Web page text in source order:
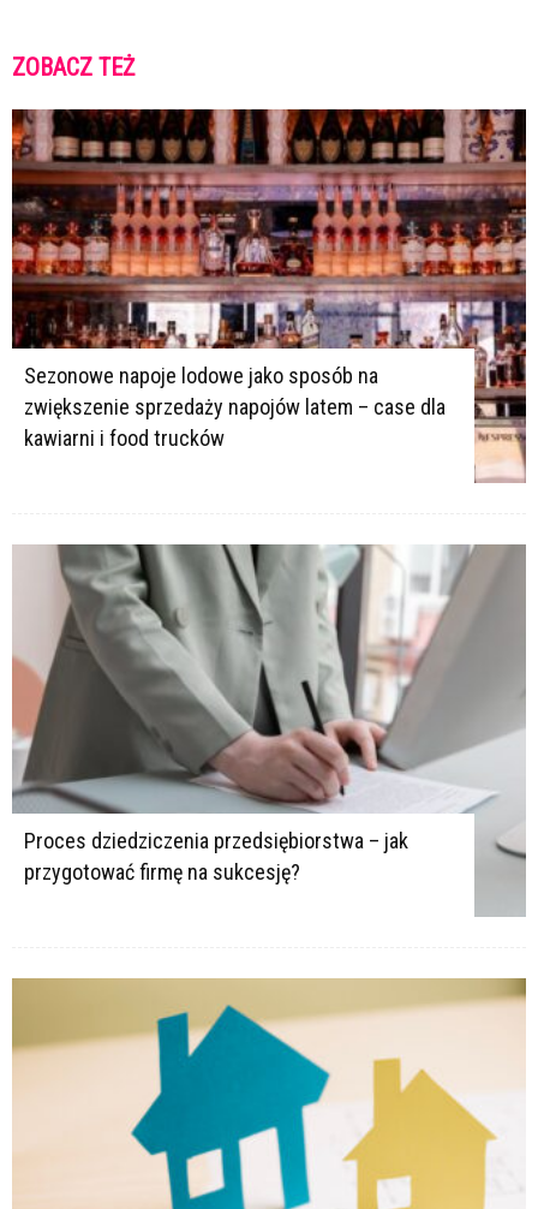
ZOBACZ TEŻ
Sezonowe napoje lodowe jako sposób na
zwiększenie sprzedaży napojów latem – case dla
kawiarni i food trucków
Proces dziedziczenia przedsiębiorstwa – jak
przygotować firmę na sukcesję?